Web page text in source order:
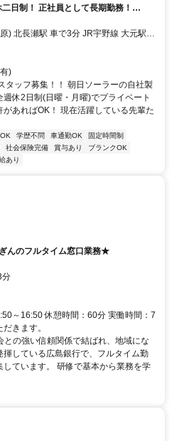
日制！ 正社員として長期勤務！
) 北長瀬駅 車で3分 JR宇野線 大元駅
)
タッフ募集！！ 朝日ソーラーの自社製
休2日制(日曜・月曜)でプライベート
あればOK！ 現在活躍している先輩た
学歴不問 車通勤OK
固定時間制
社会保険完備 賞与あり
ブランクOK
あり
んのフルタイム窓口業務★
分
～16:50 休憩時間：60分 実働時間：7
きます。
との強い信頼関係で結ばれ、地域にな
揮している広島銀行で、フルタイム勤
ています。 研修で基本から業務を学